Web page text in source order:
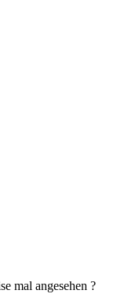
mal angesehen ?